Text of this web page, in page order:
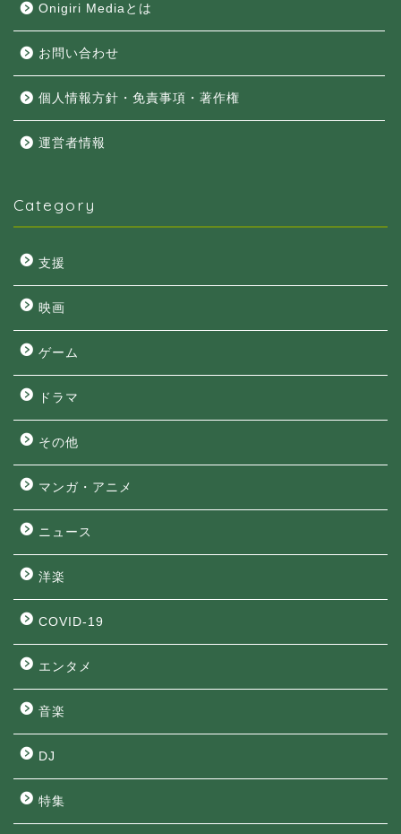
Onigiri Mediaとは
お問い合わせ
個人情報方針・免責事項・著作権
運営者情報
Category
支援
映画
ゲーム
ドラマ
その他
マンガ・アニメ
ニュース
洋楽
COVID-19
エンタメ
音楽
DJ
特集